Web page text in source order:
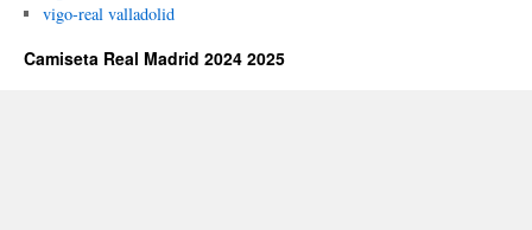
vigo-real valladolid
Camiseta Real Madrid 2024 2025